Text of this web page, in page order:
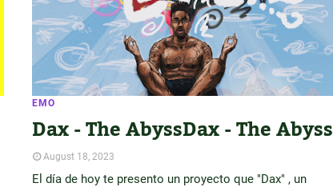
EMO
Dax - The AbyssDax - The Abyss
August 18, 2023
El día de hoy te presento un proyecto que "Dax" , un